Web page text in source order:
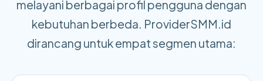
melayani berbagai profil pengguna dengan
kebutuhan berbeda. ProviderSMM.id
dirancang untuk empat segmen utama: